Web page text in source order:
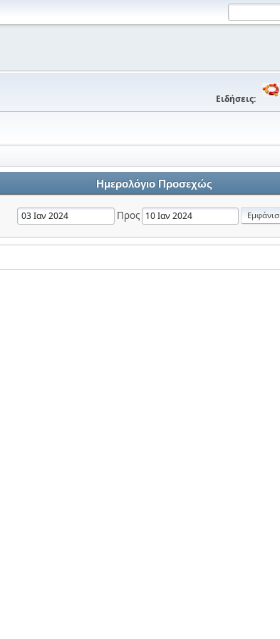
Ειδήσεις:
Ημερολόγιο Προσεχώς
Προς